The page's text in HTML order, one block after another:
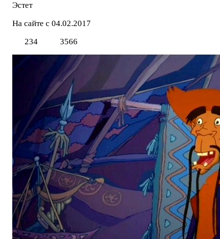
Эстет
На сайте с 04.02.2017
234
3566